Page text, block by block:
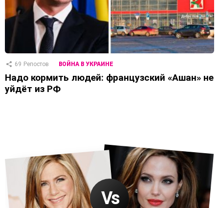
69 Репостов ВОЙНА В УКРАИНЕ
Надо кормить людей: французский «Ашан» не
уйдёт из РФ